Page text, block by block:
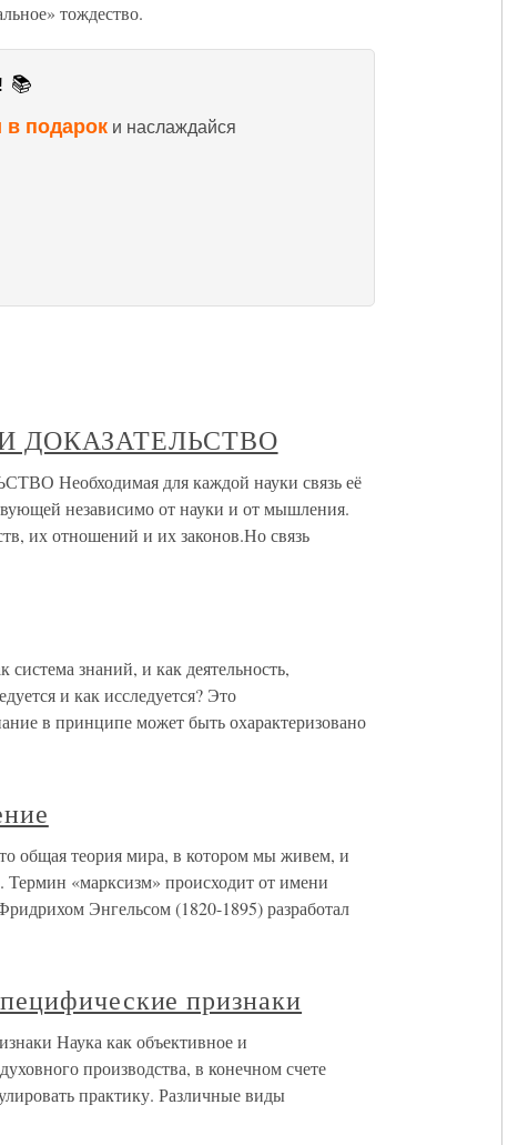
тождество.
📚
в подарок и наслаждайся
ДОКАЗАТЕЛЬСТВО
для каждой науки связь её
независимо от науки и от мышления.
их отношений и их законов.Но связь
знаний, и как деятельность,
и как исследуется? Это
в принципе может быть охарактеризовано
общая теория мира, в котором мы живем, и
Термин «марксизм» происходит от имени
Энгельсом (1820-1895) разработал
признаки
Наука как объективное и
производства, в конечном счете
практику. Различные виды